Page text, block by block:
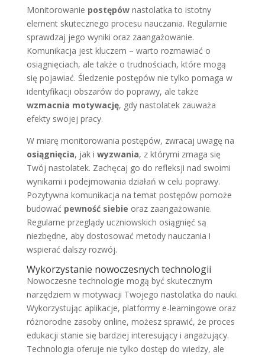
Monitorowanie postępównastolatka to istotny
element skutecznego procesu nauczania. Regularnie
sprawdzaj jego wyniki oraz zaangażowanie.
Komunikacja jest kluczem – warto rozmawiać o
osiągnięciach, ale także o trudnościach, które mogą
się pojawiać. Śledzenie postępów nie tylko pomaga w
identyfikacji obszarów do poprawy, ale także
wzmacnia motywację, gdy nastolatek zauważa
efekty swojej pracy.
W miarę monitorowania postępów, zwracaj uwagę na
osiągnięcia, jak i wyzwania, z którymi zmaga się
Twój nastolatek. Zachęcaj go do refleksji nad swoimi
wynikami i podejmowania działań w celu poprawy.
Pozytywna komunikacja na temat postępów pomoże
budować pewność siebie oraz zaangażowanie.
Regularne przeglądy uczniowskich osiągnięć są
niezbędne, aby dostosować metody nauczania i
wspierać dalszy rozwój.
Wykorzystanie nowoczesnych technologii
Nowoczesne technologie mogą być skutecznym
narzędziem w motywacji Twojego nastolatka do nauki.
Wykorzystując aplikacje, platformy e-learningowe oraz
różnorodne zasoby online, możesz sprawić, że proces
edukacji stanie się bardziej interesujący i angażujący.
Technologia oferuje nie tylko dostęp do wiedzy, ale